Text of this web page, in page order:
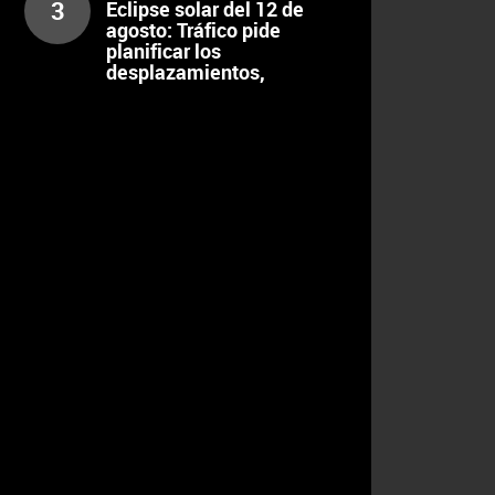
3 Eclipse solar del 12 de
agosto: Tráfico pide
planificar los
desplazamientos,
escalonar el regreso y